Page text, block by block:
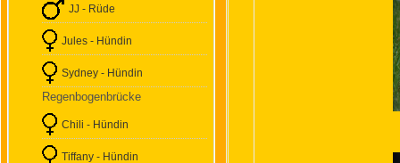
JJ - Rüde
Jules - Hündin
Sydney - Hündin
Regenbogenbrücke
Chili - Hündin
Tiffany - Hündin